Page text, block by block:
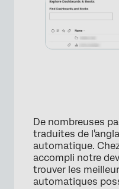
De nombreuses
traduites de
automatique.
accompli notre
trouver les
automatiques